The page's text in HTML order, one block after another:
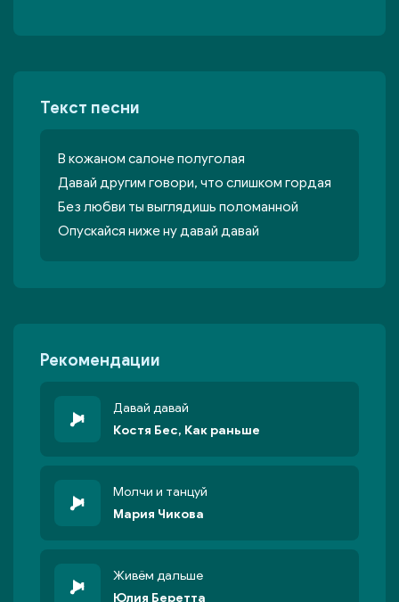
Текст песни
В кожаном салоне полуголая
Давай другим говори, что слишком гордая
Без любви ты выглядишь поломанной
Опускайся ниже ну давай давай
Рекомендации
Давай давай
Костя Бес, Как раньше
Молчи и танцуй
Мария Чикова
Живём дальше
Юлия Беретта